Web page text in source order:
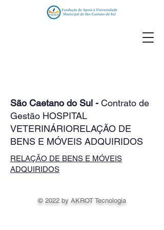
São Caetano do Sul - Contrato de
Gestão HOSPITAL
VETERINÁRIORELAÇÃO DE
BENS E MÓVEIS ADQUIRIDOS
RELAÇÃO DE BENS E MÓVEIS
ADQUIRIDOS
© 2022 by AKROT Tecnologia